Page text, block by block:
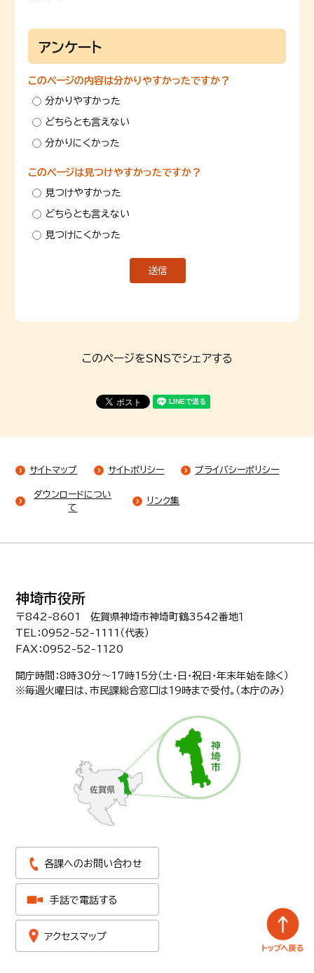
アンケート
このページの内容は分かりやすかったですか？
分かりやすかった
どちらとも言えない
分かりにくかった
このページは見つけやすかったですか？
見つけやすかった
どちらとも言えない
見つけにくかった
このページをSNSでシェアする
サイトマップ サイトポリシー プライバシーポリシー
ダウンロードについ
て
リンク集
神埼市役所
〒842-8601 佐賀県神埼市神埼町鶴3542番地１
TEL：0952-52-1111（代表）
FAX：0952-52-1120
開庁時間：8時30分〜17時15分（土・日・祝日・年末年始を除く）
※毎週火曜日は、市民課総合窓口は19時まで受付。（本庁のみ）
各課へのお問い合わせ
手話で電話する
アクセスマップ